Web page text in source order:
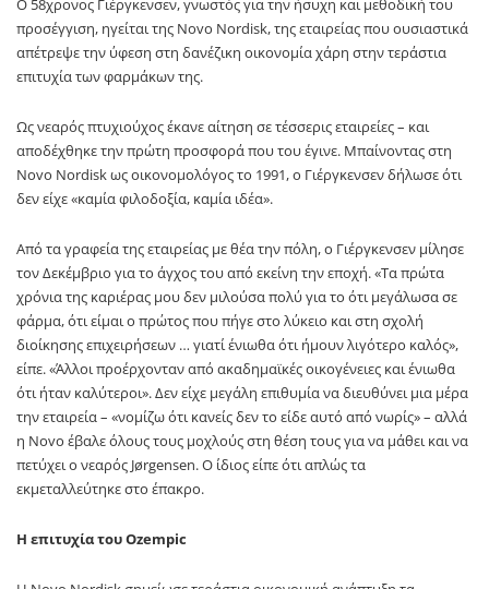
Ο 58χρονος Γιέργκενσεν, γνωστός για την ήσυχη και μεθοδική του
προσέγγιση, ηγείται της Novo Nordisk, της εταιρείας που ουσιαστικά
απέτρεψε την ύφεση στη δανέζικη οικονομία χάρη στην τεράστια
επιτυχία των φαρμάκων της.
Ως νεαρός πτυχιούχος έκανε αίτηση σε τέσσερις εταιρείες – και
αποδέχθηκε την πρώτη προσφορά που του έγινε. Μπαίνοντας στη
Novo Nordisk ως οικονομολόγος το 1991, ο Γιέργκενσεν δήλωσε ότι
δεν είχε «καμία φιλοδοξία, καμία ιδέα».
Από τα γραφεία της εταιρείας με θέα την πόλη, ο Γιέργκενσεν μίλησε
τον Δεκέμβριο για το άγχος του από εκείνη την εποχή. «Τα πρώτα
χρόνια της καριέρας μου δεν μιλούσα πολύ για το ότι μεγάλωσα σε
φάρμα, ότι είμαι ο πρώτος που πήγε στο λύκειο και στη σχολή
διοίκησης επιχειρήσεων … γιατί ένιωθα ότι ήμουν λιγότερο καλός»,
είπε. «Άλλοι προέρχονταν από ακαδημαϊκές οικογένειες και ένιωθα
ότι ήταν καλύτεροι». Δεν είχε μεγάλη επιθυμία να διευθύνει μια μέρα
την εταιρεία – «νομίζω ότι κανείς δεν το είδε αυτό από νωρίς» – αλλά
η Novo έβαλε όλους τους μοχλούς στη θέση τους για να μάθει και να
πετύχει ο νεαρός Jørgensen. Ο ίδιος είπε ότι απλώς τα
εκμεταλλεύτηκε στο έπακρο.
Η επιτυχία του Ozempic